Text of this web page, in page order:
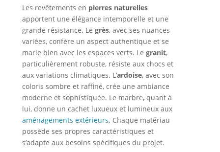
Les revêtements en pierres naturelles
apportent une élégance intemporelle et une
grande résistance. Le grès, avec ses nuances
variées, confère un aspect authentique et se
marie bien avec les espaces verts. Le granit,
particulièrement robuste, résiste aux chocs et
aux variations climatiques. L’ardoise, avec son
coloris sombre et raffiné, crée une ambiance
moderne et sophistiquée. Le marbre, quant à
lui, donne un cachet luxueux et lumineux aux
aménagements extérieurs. Chaque matériau
possède ses propres caractéristiques et
s’adapte aux besoins spécifiques du projet.